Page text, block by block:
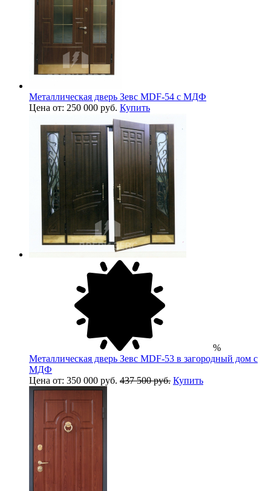
Металлическая дверь Зевс MDF-54 с МДФ
Цена от: 250 000 руб. Купить
%
Металлическая дверь Зевс MDF-53 в загородный дом с
МДФ
Цена от: 350 000 руб. 437 500 руб. Купить